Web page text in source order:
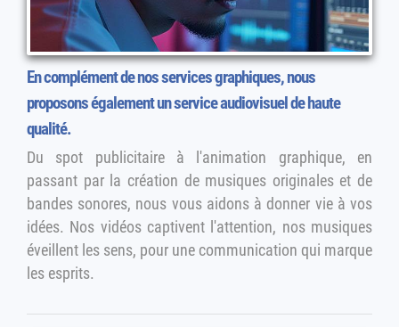
En complément de nos services graphiques, nous
proposons également un service audiovisuel de haute
qualité.
Du spot publicitaire à l'animation graphique, en
passant par la création de musiques originales et de
bandes sonores, nous vous aidons à donner vie à vos
idées. Nos vidéos captivent l'attention, nos musiques
éveillent les sens, pour une communication qui marque
les esprits.